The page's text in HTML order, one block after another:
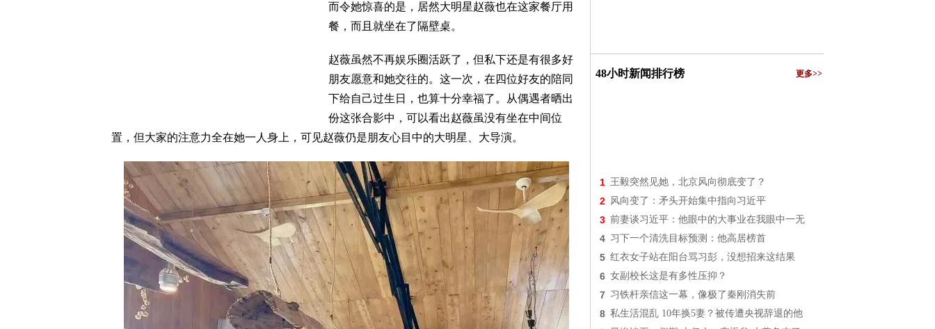
而令她惊喜的是，居然大明星赵薇也在这家餐厅用
餐，而且就坐在了隔壁桌。
赵薇虽然不再娱乐圈活跃了，但私下还是有很多好
朋友愿意和她交往的。这一次，在四位好友的陪同
下给自己过生日，也算十分幸福了。从偶遇者晒出
份这张合影中，可以看出赵薇虽没有坐在中间位
置，但大家的注意力全在她一人身上，可见赵薇仍是朋友心目中的大明星、大导演。
48小时新闻排行榜 更多>>
1 王毅突然见她，北京风向彻底变了？
2 风向变了：矛头开始集中指向习近平
3 前妻谈习近平：他眼中的大事业在我眼中一无
4 习下一个清洗目标预测：他高居榜首
5 红衣女子站在阳台骂习彭，没想招来这结果
6 女副校长这是有多性压抑？
7 习铁杆亲信这一幕，像极了秦刚消失前
8 私生活混乱 10年换5妻？被传遭央视辞退的他